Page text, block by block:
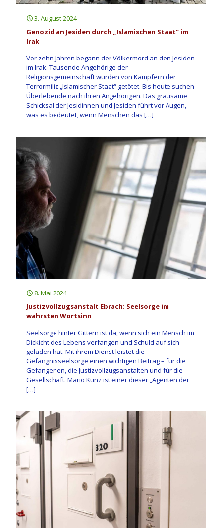
3. August 2024
Genozid an Jesiden durch „Islamischen Staat“ im
Irak
Vor zehn Jahren begann der Völkermord an den Jesiden
im Irak. Tausende Angehörige der
Religionsgemeinschaft wurden von Kämpfern der
Terrormiliz „Islamischer Staat“ getötet. Bis heute suchen
Überlebende nach ihren Angehörigen. Das grausame
Schicksal der Jesidinnen und Jesiden führt vor Augen,
was es bedeutet, wenn Menschen das […]
8. Mai 2024
Justizvollzugsanstalt Ebrach: Seelsorge im
wahrsten Wortsinn
Seelsorge hinter Gittern ist da, wenn sich ein Mensch im
Dickicht des Lebens verfangen und Schuld auf sich
geladen hat. Mit ihrem Dienst leistet die
Gefängnisseelsorge einen wichtigen Beitrag – für die
Gefangenen, die Justizvollzugsanstalten und für die
Gesellschaft. Mario Kunz ist einer dieser „Agenten der
[…]